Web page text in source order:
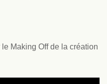
Making Off de la création